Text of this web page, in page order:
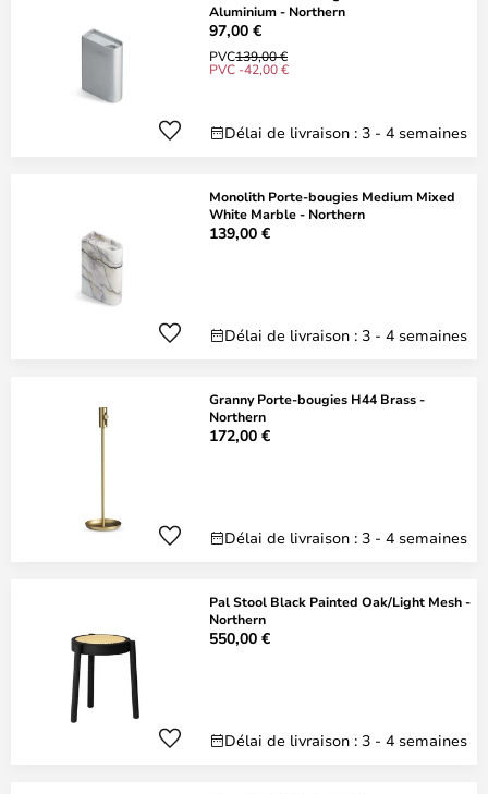
Aluminium - Northern
97,00 €
PVC139,00 €
PVC -42,00 €
Délai de livraison : 3 - 4 semaines
Monolith Porte-bougies Medium Mixed
White Marble - Northern
139,00 €
Délai de livraison : 3 - 4 semaines
Granny Porte-bougies H44 Brass -
Northern
172,00 €
Délai de livraison : 3 - 4 semaines
Pal Stool Black Painted Oak/Light Mesh -
Northern
550,00 €
Délai de livraison : 3 - 4 semaines